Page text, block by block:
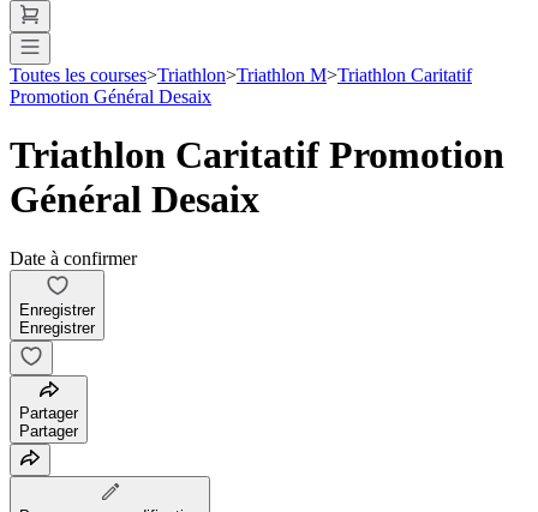
Toutes les courses>Triathlon>Triathlon M>Triathlon Caritatif
Promotion Général Desaix
Triathlon Caritatif Promotion
Général Desaix
Date à confirmer
Enregistrer
Enregistrer
Partager
Partager